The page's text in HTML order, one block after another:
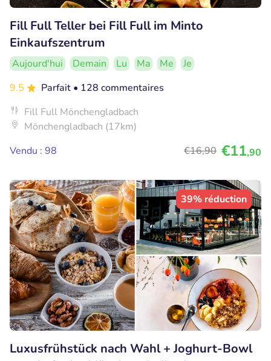
Fill Full Teller bei Fill Full im Minto
Einkaufszentrum
Aujourd'hui Demain Lu Ma Me
Je
9.5
Parfait • 128 commentaires
Fill Full Mönchengladbach
Mönchengladbach (17km)
Vendu : 98
€16,90 €11,90
39% réduction
Luxusfrühstück nach Wahl + Joghurt-Bowl